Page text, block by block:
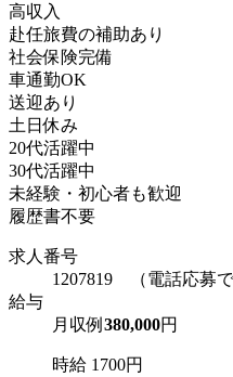
高収入
赴任旅費の補助あり
社会保険完備
車通勤OK
送迎あり
土日休み
20代活躍中
30代活躍中
未経験・初心者も歓迎
履歴書不要
求人番号
1207819 （電話応募
給与
月収例 380,000円
時給 1700円